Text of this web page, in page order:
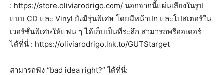
: https://store.oliviarodrigo.com/ นอกจากนี้แผ่นเสียงในรูป
แบบ CD และ Vinyl ยังมีรุ่นพิเศษ โดยมีหน้าปก และโปสเตอร์ใน
เวอร์ชั่นพิเศษให้แฟน ๆ ได้เก็บเป็นที่ระลึก สามารถพรีออเดอร์
ได้ที่นี่ : https://oliviarodrigo.lnk.to/GUTStarget
สามารถฟัง “bad idea right?” ได้ที่นี่: